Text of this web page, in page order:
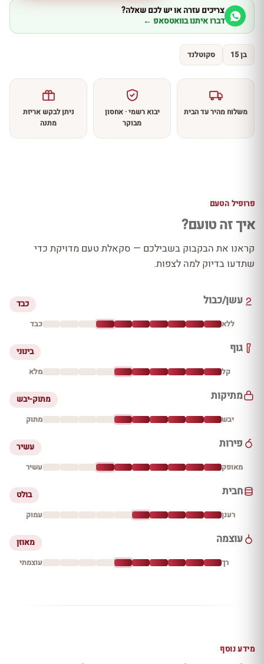
צריכים עזרה או יש לכם שאלה?
דברו איתנו בוואטסאפ ←
בן 15 סקוטלנד
משלוח מהיר עד הבית
יבוא רשמי · אחסון
מבוקר
ניתן לבקש אריזת
מתנה
פרופיל הטעם
איך זה טועם?
קראנו את הבקבוק בשבילכם — סקאלת טעם מדויקת כדי
שתדעו בדיוק למה לצפות.
עשן/כבול כבד
ללא כבד
גוף בינוני
קל מלא
מתיקות מתוק-יבש
יבש מתוק
פירות עשיר
מאופק עשיר
חבית בולט
רענן עמוק
עוצמה מאוזן
רך עוצמתי
מידע נוסף